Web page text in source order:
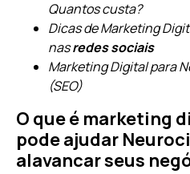
Quantos custa?
Dicas de Marketing
nasredes sociais
Marketing Digital para
(SEO)
O que é marketing
pode ajudar
alavancar seus